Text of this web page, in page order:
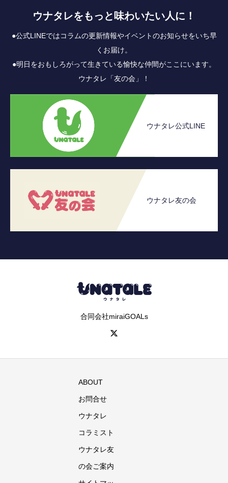
ウナタレをもっと味わいたい人に！
●公式LINEではコラムの更新情報やイベントのお知らせをいち早
くお届け。
●明日をおもしろがって生きている愉快な仲間がここにいます。
ウナタレ「友の会」！
ウナタレ公式LINE
ウナタレ友の会
合同会社miraiGOALs
ABOUT
お問合せ
ウナタレ
コラミスト
ウナタレ友
の会ご案内